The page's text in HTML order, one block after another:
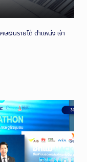
งินรายได้ ตำแหน่ง เจ้า